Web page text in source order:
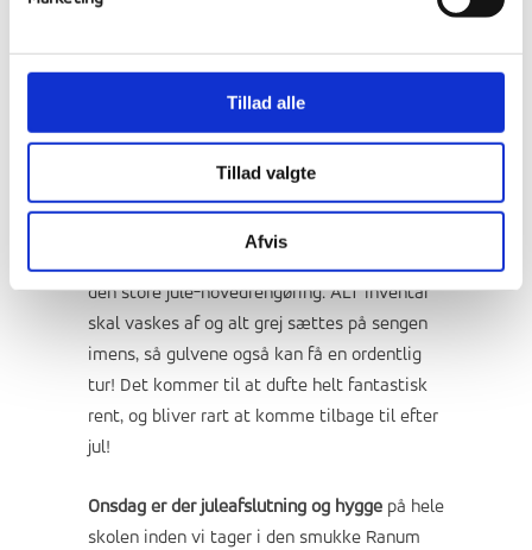
Tillad alle
Tillad valgte
Afvis
til
vinterhverv som vikingerne gjorde det!
Konkurrencen om det flotteste og mest
julede værelse i kategorien 1-2-3-4-5-6
slutter mandag aften, og
den store jule-hovedrengøring. ALT inventar
skal vaskes af og alt grej sættes på sengen
imens, så gulvene også kan få en ordentlig
tur! Det kommer til at dufte helt fantastisk
rent, og bliver rart at komme tilbage til efter
jul!
Onsdag er der juleafslutning og hygge på hele
skolen inden vi tager i den smukke Ranum